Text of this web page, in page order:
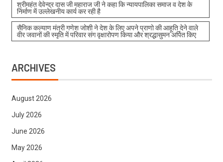
श्रीमहंत देवेन्द्र दास जी महाराज जी ने कहा कि न्यायपालिका समाज व देश के
निर्माण में उल्लेखनीय कार्य कर रही है
सैनिक कल्याण मंत्री गणेश जोशी ने देश के लिए अपने प्राणो की आहूति देने वाले
वीर जवानों की स्मृति में परिवार संग वृक्षारोपण किया और श्रद्धासुमन अर्पित किए
ARCHIVES
August 2026
July 2026
June 2026
May 2026